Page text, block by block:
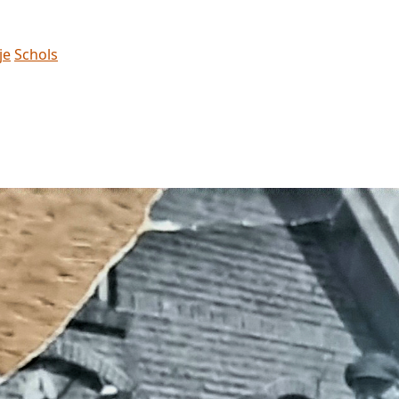
Schols